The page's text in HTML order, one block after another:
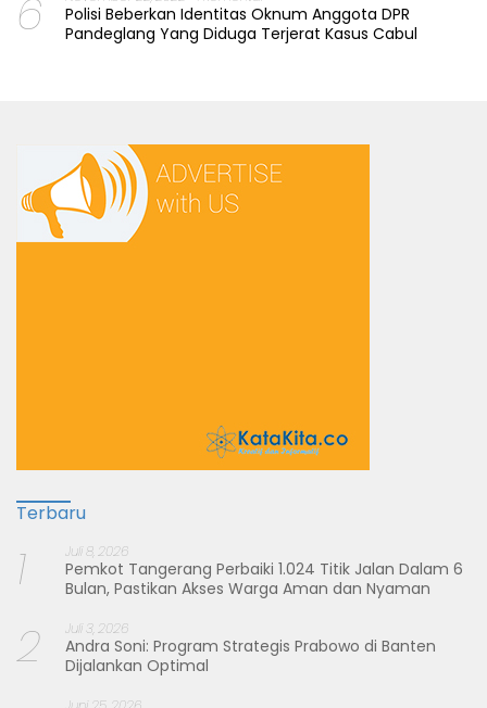
6
Polisi Beberkan Identitas Oknum Anggota DPR
Pandeglang Yang Diduga Terjerat Kasus Cabul
Terbaru
1 Juli 8, 2026
Pemkot Tangerang Perbaiki 1.024 Titik Jalan Dalam 6
Bulan, Pastikan Akses Warga Aman dan Nyaman
2 Juli 3, 2026
Andra Soni: Program Strategis Prabowo di Banten
Dijalankan Optimal